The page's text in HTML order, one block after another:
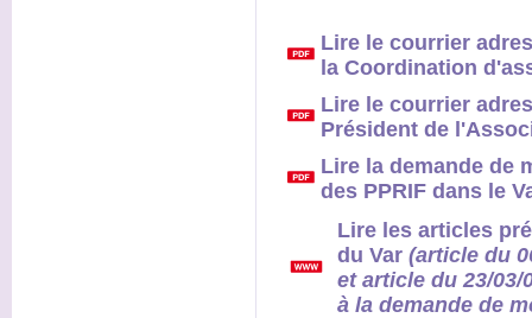
Lire le courrier
la Coordination
Lire le courrier
Président de
Lire la demande de
des PPRIF dans le
Lire les articles
du Var (article du
et article du 23/03/
à la demande de